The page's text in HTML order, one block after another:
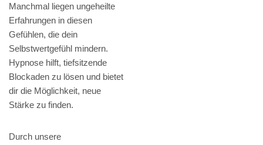
Manchmal liegen ungeheilte
Erfahrungen in diesen
Gefühlen, die dein
Selbstwertgefühl mindern.
Hypnose hilft, tiefsitzende
Blockaden zu lösen und bietet
dir die Möglichkeit, neue
Stärke zu finden.
Durch unsere